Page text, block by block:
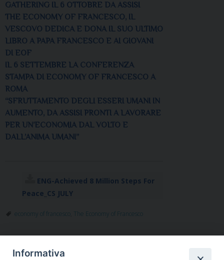
GATHERING IL 6 OTTOBRE DA ASSISI
THE ECONOMY OF FRANCESCO, IL
VESCOVO DEDICA E DONA IL SUO ULTIMO
LIBRO A PAPA FRANCESCO E AI GIOVANI
DI EOF
IL 6 SETTEMBRE LA CONFERENZA
STAMPA DI ECONOMY OF FRANCESCO A
ROMA
“SFRUTTAMENTO DEGLI ESSERI UMANI IN
AUMENTO, DA ASSISI PRONTI A LAVORARE
PER UN’ECONOMIA DAL VOLTO E
DALL’ANIMA UMANI”
ENG-Achieved 8 Million Steps For
Peace_CS JULY
economy of francesco The Economy of Francesco
Informativa